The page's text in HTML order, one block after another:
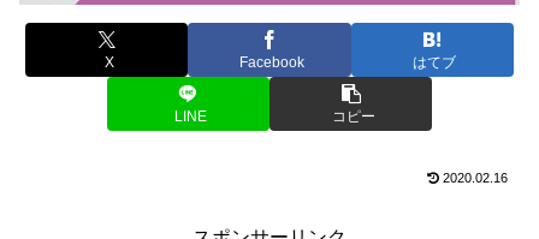
X Facebook はてブ
LINE コピー
2020.02.16